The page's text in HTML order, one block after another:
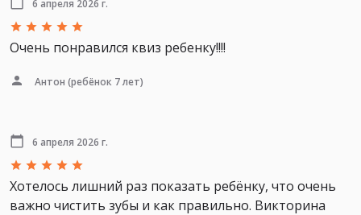
6 апреля 2026 г.
Очень понравился квиз ребенку!!!!
Антон (ребёнок 7 лет)
6 апреля 2026 г.
Хотелось лишний раз показать ребёнку, что очень
важно чистить зубы и как правильно. Викторина